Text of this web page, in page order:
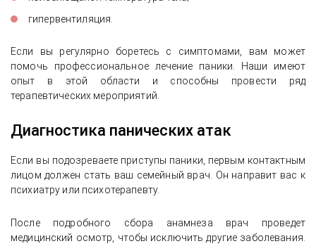
гипервентиляция.
Если вы регулярно боретесь с симптомами, вам может
помочь профессиональное лечение паники. Наши имеют
опыт в этой области и способны провести ряд
терапевтических мероприятий.
Диагностика панических атак
Если вы подозреваете приступы паники, первым контактным
лицом должен стать ваш семейный врач. Он направит вас к
психиатру или психотерапевту.
После подробного сбора анамнеза врач проведет
медицинский осмотр, чтобы исключить другие заболевания.